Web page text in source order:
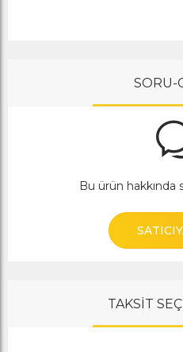
SORU-
Bu ürün hakkında
TAKSİT